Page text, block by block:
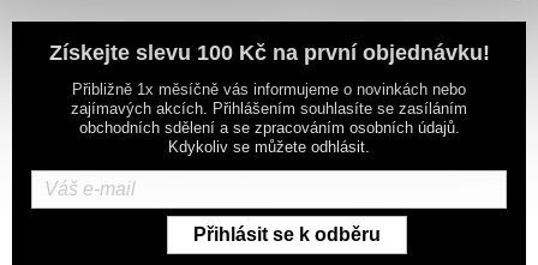
Získejte slevu 100 Kč na první objednávku!
Přibližně 1x měsíčně vás informujeme o novinkách nebo
zajímavých akcích. Přihlášením souhlasíte se zasíláním
obchodních sdělení a se zpracováním osobních údajů.
Kdykoliv se můžete odhlásit.
Přihlásit se k odběru